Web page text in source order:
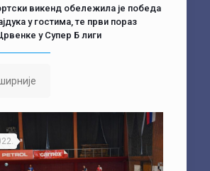
викенд обележила је победа
у гостима, те први пораз
у Супер Б лиги